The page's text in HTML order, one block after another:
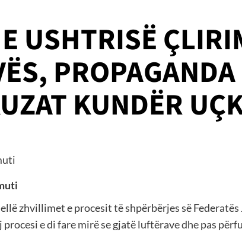
USHTRISË
KUNDËR
zhvillimet e procesit të shpërbërjes së
e di fare mirë se gjatë luftërave dhe pas